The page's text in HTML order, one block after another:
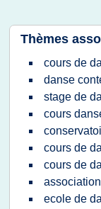
Thèmes
cours de
danse
stage de
cours
cours de
cours de
ecole de